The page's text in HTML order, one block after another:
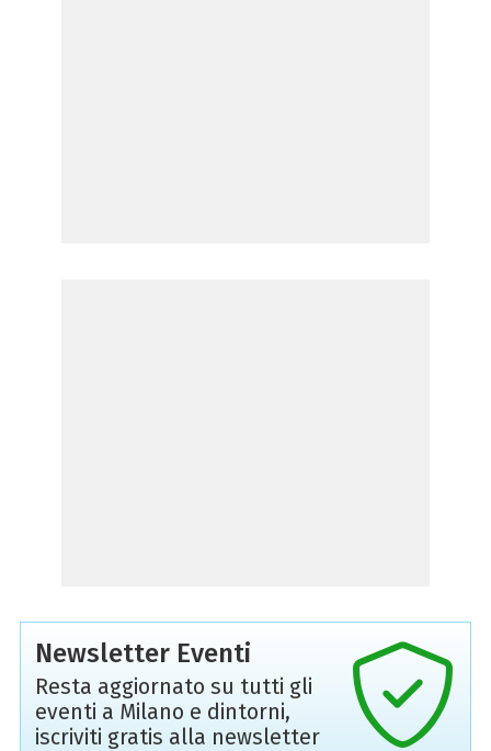
Newsletter Eventi
Resta aggiornato su tutti gli
eventi a Milano e dintorni,
iscriviti gratis alla newsletter